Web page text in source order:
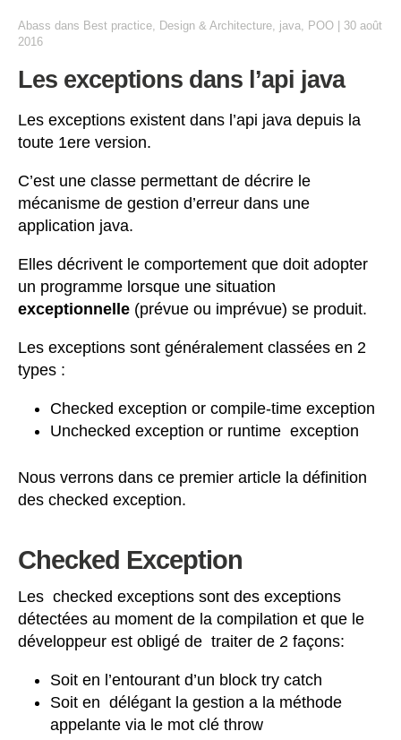
Abass dans Best practice, Design & Architecture, java, POO
30 août
2016
Les exceptions dans l’api java
Les exceptions existent dans l’api java depuis la
toute 1ere version.
C’est une classe permettant de décrire le
mécanisme de gestion d’erreur dans une
application java.
Elles décrivent le comportement que doit adopter
un programme lorsque une situation
exceptionnelle (prévue ou imprévue) se produit.
Les exceptions sont généralement classées en 2
types :
Checked exception or compile-time exception
Unchecked exception or runtime exception
Nous verrons dans ce premier article la définition
des checked exception.
Checked Exception
Les checked exceptions sont des exceptions
détectées au moment de la compilation et que le
développeur est obligé de traiter de 2 façons:
Soit en l’entourant d’un block try catch
Soit en délégant la gestion a la méthode
appelante via le mot clé throw